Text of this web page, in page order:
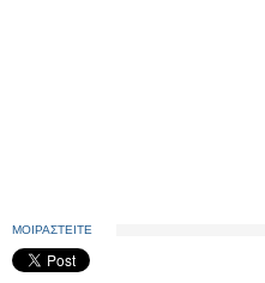
ΜΟΙΡΑΣΤΕΙΤΕ